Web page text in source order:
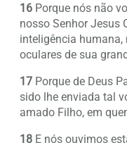
16 Porque nós não
nosso Senhor Jesus
inteligência
oculares de sua
17 Porque de Deus
sido lhe enviada tal
amado Filho, em
18 E nós ouvimos